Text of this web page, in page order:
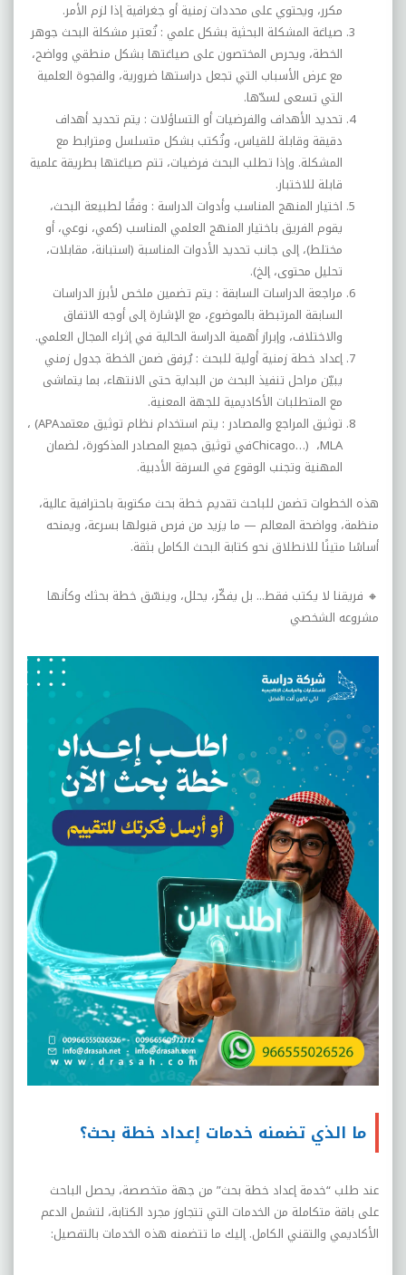
مكرر، ويحتوي على محددات زمنية أو جغرافية إذا لزم الأمر.
صياغة المشكلة البحثية بشكل علمي :تُعتبر مشكلة البحث جوهر
الخطة، ويحرص المختصون على صياغتها بشكل منطقي وواضح،
مع عرض الأسباب التي تجعل دراستها ضرورية، والفجوة العلمية
التي تسعى لسدّها.
تحديد الأهداف والفرضيات أو التساؤلات : يتم تحديد أهداف
دقيقة وقابلة للقياس، وتُكتب بشكل متسلسل ومترابط مع
المشكلة. وإذا تطلب البحث فرضيات، تتم صياغتها بطريقة علمية
قابلة للاختبار.
اختيار المنهج المناسب وأدوات الدراسة : وفقًا لطبيعة البحث،
يقوم الفريق باختيار المنهج العلمي المناسب (كمي، نوعي، أو
مختلط)، إلى جانب تحديد الأدوات المناسبة (استبانة، مقابلات،
تحليل محتوى، إلخ).
مراجعة الدراسات السابقة : يتم تضمين ملخص لأبرز الدراسات
السابقة المرتبطة بالموضوع، مع الإشارة إلى أوجه الاتفاق
والاختلاف، وإبراز أهمية الدراسة الحالية في إثراء المجال العلمي.
إعداد خطة زمنية أولية للبحث :يُرفق ضمن الخطة جدول زمني
يبيّن مراحل تنفيذ البحث من البداية حتى الانتهاء، بما يتماشى
مع المتطلبات الأكاديمية للجهة المعنية.
توثيق المراجع والمصادر : يتم استخدام نظام توثيق معتمد(APA ،
MLA، Chicago…)في توثيق جميع المصادر المذكورة، لضمان
المهنية وتجنب الوقوع في السرقة الأدبية.
هذه الخطوات تضمن للباحث تقديم خطة بحث مكتوبة باحترافية عالية،
منظمة، وواضحة المعالم — ما يزيد من فرص قبولها بسرعة، ويمنحه
أساسًا متينًا للانطلاق نحو كتابة البحث الكامل بثقة.
🔸 فريقنا لا يكتب فقط... بل يفكّر، يحلل، وينسّق خطة بحثك وكأنها
مشروعه الشخصي
ما الذي تضمنه خدمات إعداد خطة بحث؟
عند طلب “خدمة إعداد خطة بحث” من جهة متخصصة، يحصل الباحث
على باقة متكاملة من الخدمات التي تتجاوز مجرد الكتابة، لتشمل الدعم
الأكاديمي والتقني الكامل. إليك ما تتضمنه هذه الخدمات بالتفصيل: